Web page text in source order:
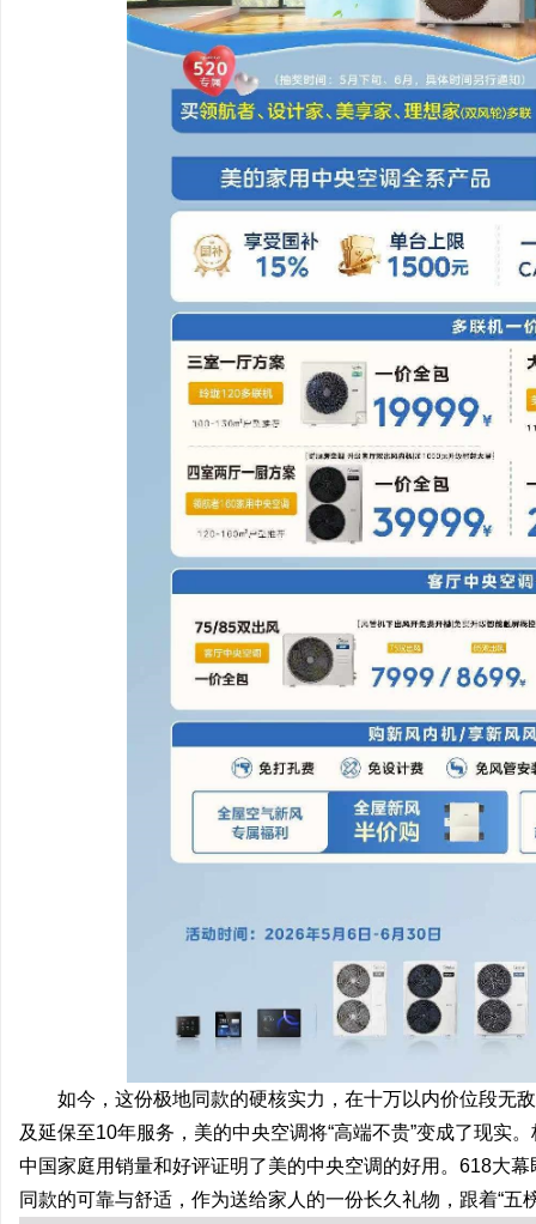
如今，这份极地同款的硬核实力，在十万以内价位段无
及延保至10年服务，美的中央空调将“高端不贵”变成了现实
中国家庭用销量和好评证明了美的中央空调的好用。618大
同款的可靠与舒适，作为送给家人的一份长久礼物，跟着“五